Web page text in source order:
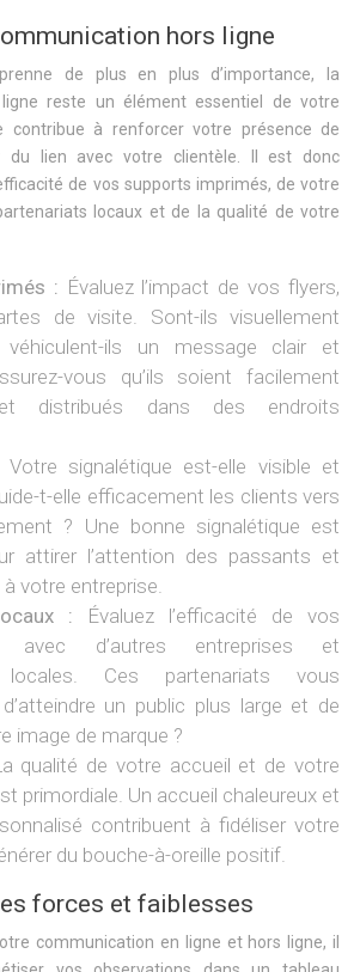
hors ligne
de plus en plus d’importance, la
reste un élément essentiel de votre
contribue à renforcer votre présence de
du lien avec votre clientèle. Il est donc
de vos supports imprimés, de votre
locaux et de la qualité de votre
: Évaluez l’impact de vos flyers,
de visite. Sont-ils visuellement
ils un message clair et
vous qu’ils soient facilement
distribués dans des endroits
Votre signalétique est-elle visible et
t-elle efficacement les clients vers
? Une bonne signalétique est
attirer l’attention des passants et
à votre entreprise.
: Évaluez l’efficacité de vos
avec d’autres entreprises et
locales. Ces partenariats vous
un public plus large et de
image de marque ?
qualité de votre accueil et de votre
primordiale. Un accueil chaleureux et
contribuent à fidéliser votre
du bouche-à-oreille positif.
forces et faiblesses
communication en ligne et hors ligne, il